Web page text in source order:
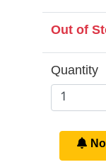
Out of
Quantity